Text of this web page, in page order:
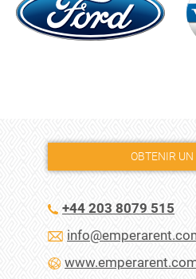
OBTENIR UN
+44 203 8079 515